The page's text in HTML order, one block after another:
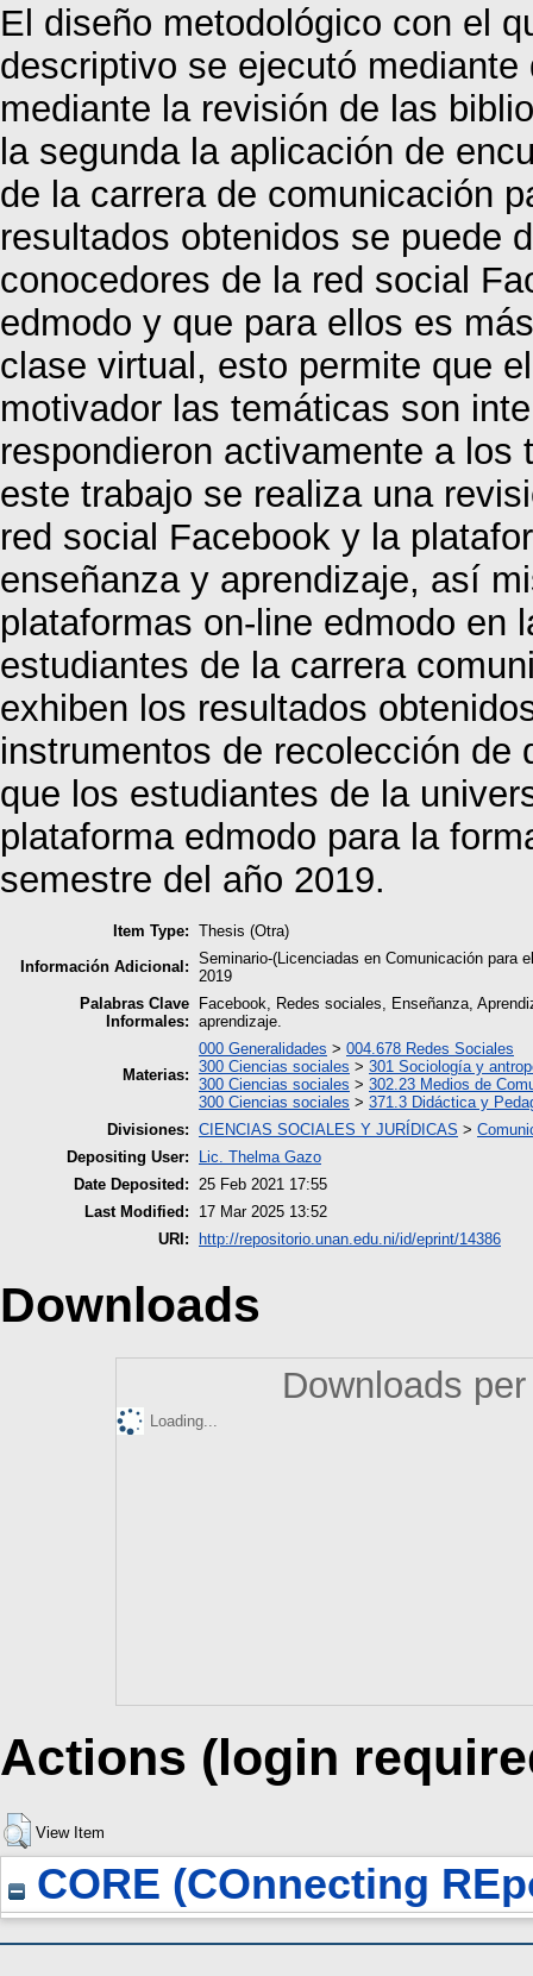
El diseño metodológico con el
descriptivo se ejecutó
mediante la revisión de las
la segunda la aplicación de
de la carrera de comunicación
resultados obtenidos se puede
conocedores de la red social
edmodo y que para ellos es
clase virtual, esto permite que
motivador las temáticas son
respondieron activamente a
este trabajo se realiza una
red social Facebook y la
enseñanza y aprendizaje, así
plataformas on-line edmodo en
estudiantes de la carrera
exhiben los resultados
instrumentos de recolección de
que los estudiantes de la
plataforma edmodo para la
semestre del año 2019.
Item Type: Thesis (Otra)
Información Adicional: Seminario-(Licenciadas en Comunicación para
2019
Palabras Clave
Informales:
Facebook, Redes sociales, Enseñanza,
aprendizaje.
Materias:
000 Generalidades > 004.678 Redes Sociales
300 Ciencias sociales > 301 Sociología y
300 Ciencias sociales > 302.23 Medios de
300 Ciencias sociales > 371.3 Didáctica y
Divisiones: CIENCIAS SOCIALES Y JURÍDICAS >
Depositing User:
Lic. Thelma Gazo
Date Deposited: 25 Feb 2021 17:55
Last Modified:
17 Mar 2025 13:52
URI:
http://repositorio.unan.edu.ni/id/eprint/14386
Downloads
Downloads
Loading...
Actions (login
View Item
CORE (COnnecting